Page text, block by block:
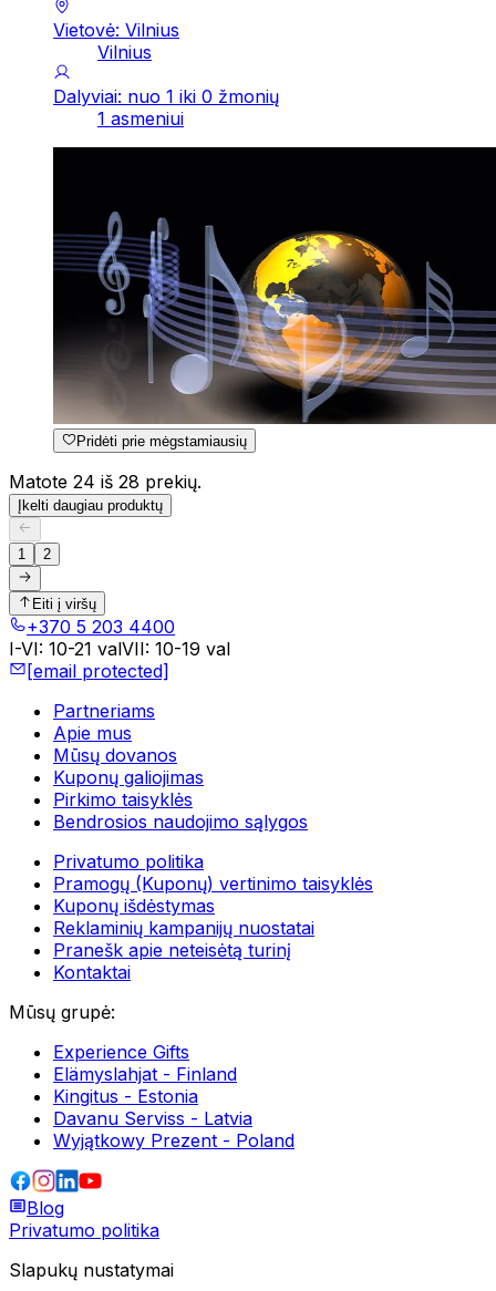
Vietovė: Vilnius
Vilnius
Dalyviai: nuo 1 iki 0 žmonių
1 asmeniui
Pridėti prie mėgstamiausių
Matote 24 iš 28 prekių.
Įkelti daugiau produktų
1 2
Eiti į viršų
+370 5 203 4400
I-VI: 10-21 valVII: 10-19 val
[email protected]
Partneriams
Apie mus
Mūsų dovanos
Kuponų galiojimas
Pirkimo taisyklės
Bendrosios naudojimo sąlygos
Privatumo politika
Pramogų (Kuponų) vertinimo taisyklės
Kuponų išdėstymas
Reklaminių kampanijų nuostatai
Pranešk apie neteisėtą turinį
Kontaktai
Mūsų grupė:
Experience Gifts
Elämyslahjat - Finland
Kingitus - Estonia
Davanu Serviss - Latvia
Wyjątkowy Prezent - Poland
Blog
Privatumo politika
Slapukų nustatymai